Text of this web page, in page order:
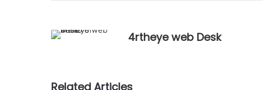
4rtheye web Desk
Related Articles